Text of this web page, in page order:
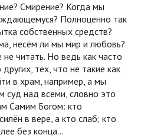
Смирение? Когда мы
Полноценно так
собственных средств?
несём ли мы мир и любовь?
читать. Но ведь как часто
тех, что не такие как
в храм, например, а мы
суд над всеми, словно это
Самим Богом: кто
в вере, а кто слаб; кто
без конца...